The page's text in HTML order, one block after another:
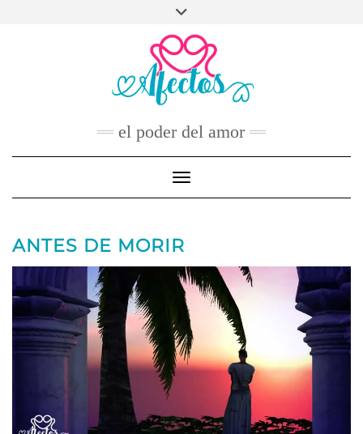
FACEBOOK
TWITTER
INSTAGRAM
PINTEREST
CONTACTO
el poder del amor
Toggle Navigation
ANTES DE MORIR